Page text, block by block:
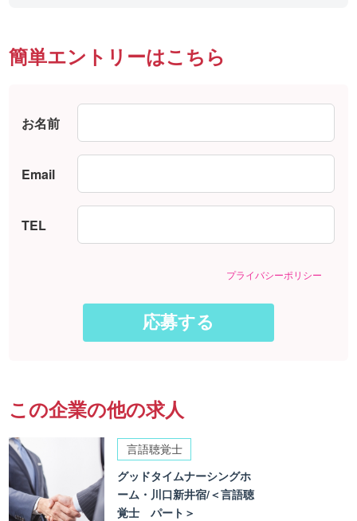
簡単エントリーはこちら
お名前
Email
TEL
プライバシーポリシー
この企業の他の求人
言語聴覚士
グッドタイムナーシングホ
ーム・川口新井宿/＜言語聴
覚士 パート＞